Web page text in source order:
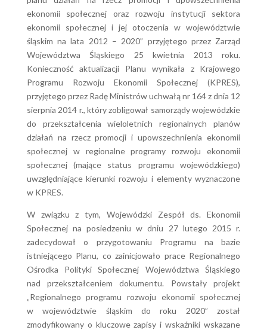
ekonomii społecznej oraz rozwoju instytucji sektora
ekonomii społecznej i jej otoczenia w województwie
śląskim na lata 2012 – 2020” przyjętego przez Zarząd
Województwa Śląskiego 25 kwietnia 2013 roku.
Konieczność aktualizacji Planu wynikała z Krajowego
Programu Rozwoju Ekonomii Społecznej (KPRES),
przyjętego przez Radę Ministrów uchwałą nr 164 z dnia 12
sierpnia 2014 r., który zobligował samorządy wojewódzkie
do przekształcenia wieloletnich regionalnych planów
działań na rzecz promocji i upowszechnienia ekonomii
społecznej w regionalne programy rozwoju ekonomii
społecznej (mające status programu wojewódzkiego)
uwzględniające kierunki rozwoju i elementy wyznaczone
w KPRES.
W związku z tym, Wojewódzki Zespół ds. Ekonomii
Społecznej na posiedzeniu w dniu 27 lutego 2015 r.
zadecydował o przygotowaniu Programu na bazie
istniejącego Planu, co zainicjowało prace Regionalnego
Ośrodka Polityki Społecznej Województwa Śląskiego
nad przekształceniem dokumentu. Powstały projekt
„Regionalnego programu rozwoju ekonomii społecznej
w województwie śląskim do roku 2020” został
zmodyfikowany o kluczowe zapisy i wskaźniki wskazane